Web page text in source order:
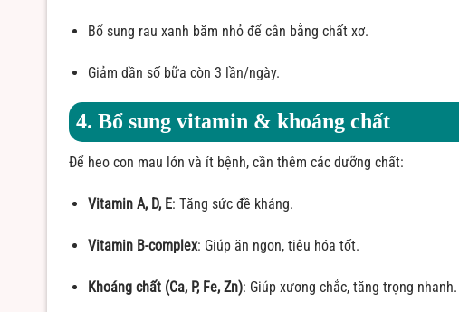
Bổ sung rau xanh băm nhỏ để cân bằng chất xơ.
Giảm dần số bữa còn 3 lần/ngày.
4. Bổ sung vitamin & khoáng chất
Để heo con mau lớn và ít bệnh, cần thêm các dưỡng chất:
Vitamin A, D, E: Tăng sức đề kháng.
Vitamin B-complex: Giúp ăn ngon, tiêu hóa tốt.
Khoáng chất (Ca, P, Fe, Zn): Giúp xương chắc, tăng trọng nhanh.